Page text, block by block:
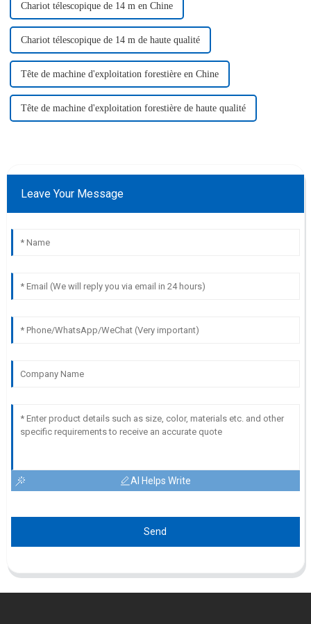
Chariot télescopique de 14 m en Chine
Chariot télescopique de 14 m de haute qualité
Tête de machine d'exploitation forestière en Chine
Tête de machine d'exploitation forestière de haute qualité
Leave Your Message
AI Helps Write
Send